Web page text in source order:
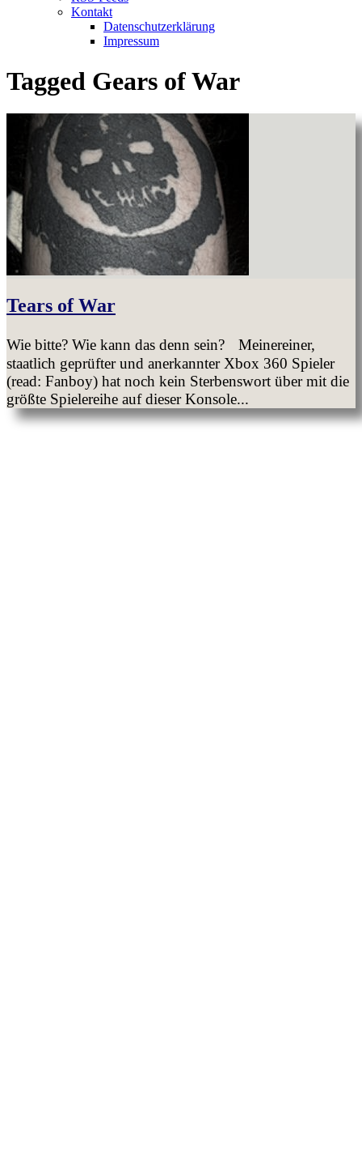
Kontakt
Datenschutzerklärung
Impressum
Tagged Gears of War
Tears of War
Wie bitte? Wie kann das denn sein? Meinereiner,
staatlich geprüfter und anerkannter Xbox 360 Spieler
(read: Fanboy) hat noch kein Sterbenswort über mit die
größte Spielereihe auf dieser Konsole...